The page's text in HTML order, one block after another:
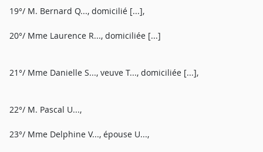
19°/ M. Bernard Q..., domicilié [...],
20°/ Mme Laurence R..., domiciliée [...]
21°/ Mme Danielle S..., veuve T..., domiciliée [...],
22°/ M. Pascal U...,
23°/ Mme Delphine V..., épouse U...,